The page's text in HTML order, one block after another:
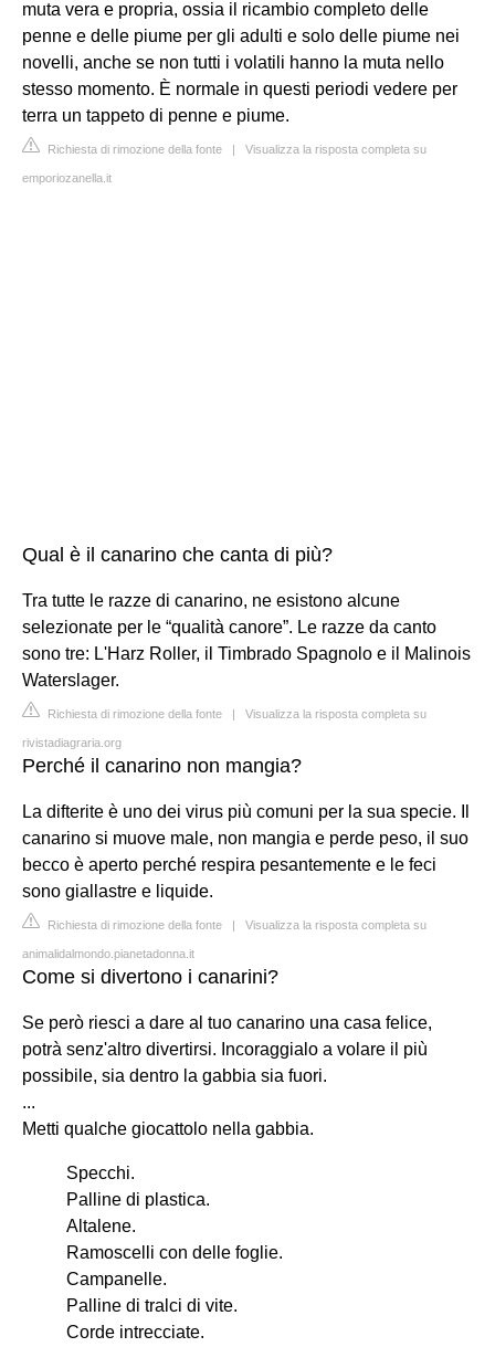
muta vera e propria, ossia il ricambio completo delle
penne e delle piume per gli adulti e solo delle piume nei
novelli, anche se non tutti i volatili hanno la muta nello
stesso momento. È normale in questi periodi vedere per
terra un tappeto di penne e piume.
Richiesta di rimozione della fonte | Visualizza la risposta completa su
emporiozanella.it
Qual è il canarino che canta di più?
Tra tutte le razze di canarino, ne esistono alcune
selezionate per le “qualità canore”. Le razze da canto
sono tre: L'Harz Roller, il Timbrado Spagnolo e il Malinois
Waterslager.
Richiesta di rimozione della fonte | Visualizza la risposta completa su
rivistadiagraria.org
Perché il canarino non mangia?
La difterite è uno dei virus più comuni per la sua specie. Il
canarino si muove male, non mangia e perde peso, il suo
becco è aperto perché respira pesantemente e le feci
sono giallastre e liquide.
Richiesta di rimozione della fonte | Visualizza la risposta completa su
animalidalmondo.pianetadonna.it
Come si divertono i canarini?
Se però riesci a dare al tuo canarino una casa felice,
potrà senz'altro divertirsi. Incoraggialo a volare il più
possibile, sia dentro la gabbia sia fuori.
...
Metti qualche giocattolo nella gabbia.
Specchi.
Palline di plastica.
Altalene.
Ramoscelli con delle foglie.
Campanelle.
Palline di tralci di vite.
Corde intrecciate.